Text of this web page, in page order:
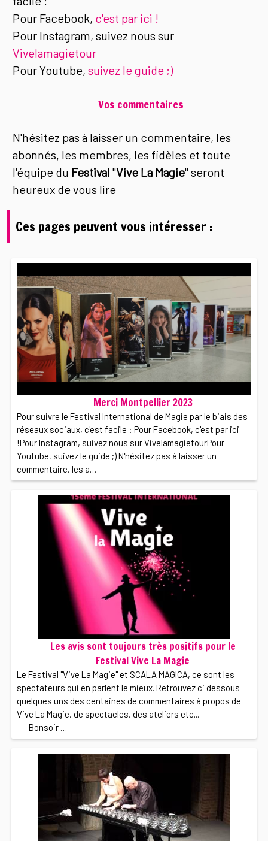
Pour Facebook, c'est par ici !
Pour Instagram, suivez nous sur
Vivelamagietour
Pour Youtube,suivez le guide ;)
Vos commentaires
N'hésitez pas à laisser un commentaire, les
abonnés, les membres, les fidèles et toute
l'équipe du Festival "Vive La Magie" seront
heureux de vous lire
Ces pages peuvent vous intéresser :
Merci Montpellier 2023
Pour suivre le Festival International de Magie par le biais des
réseaux sociaux, c'est facile : Pour Facebook, c'est par ici
!Pour Instagram, suivez nous sur VivelamagietourPour
Youtube, suivez le guide ;) N'hésitez pas à laisser un
commentaire, les a…
Les avis sont toujours très positifs pour le
Festival Vive La Magie
Le Festival "Vive La Magie" et SCALA MAGICA, ce sont les
spectateurs qui en parlent le mieux. Retrouvez ci dessous
quelques uns des centaines de commentaires à propos de
Vive La Magie, de spectacles, des ateliers etc... ----------------
----Bonsoir …